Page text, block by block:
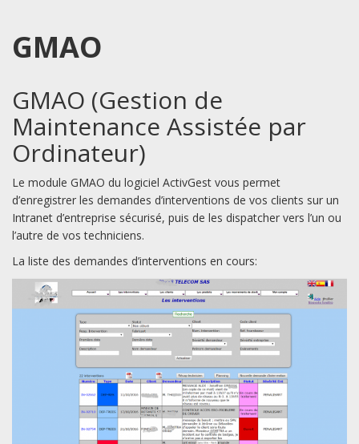
GMAO
GMAO (Gestion de
Maintenance Assistée par
Ordinateur)
Le module GMAO du logiciel ActivGest vous permet
d’enregistrer les demandes d’interventions de vos clients sur un
Intranet d’entreprise sécurisé, puis de les dispatcher vers l’un ou
l’autre de vos techniciens.
La liste des demandes d’interventions en cours: